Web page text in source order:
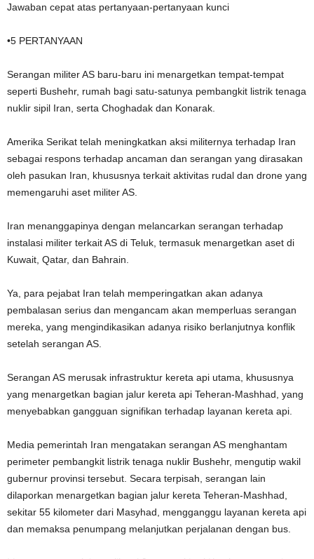
Jawaban cepat atas pertanyaan-pertanyaan kunci
•5 PERTANYAAN
Serangan militer AS baru-baru ini menargetkan tempat-tempat
seperti Bushehr, rumah bagi satu-satunya pembangkit listrik tenaga
nuklir sipil Iran, serta Choghadak dan Konarak.
Amerika Serikat telah meningkatkan aksi militernya terhadap Iran
sebagai respons terhadap ancaman dan serangan yang dirasakan
oleh pasukan Iran, khususnya terkait aktivitas rudal dan drone yang
memengaruhi aset militer AS.
Iran menanggapinya dengan melancarkan serangan terhadap
instalasi militer terkait AS di Teluk, termasuk menargetkan aset di
Kuwait, Qatar, dan Bahrain.
Ya, para pejabat Iran telah memperingatkan akan adanya
pembalasan serius dan mengancam akan memperluas serangan
mereka, yang mengindikasikan adanya risiko berlanjutnya konflik
setelah serangan AS.
Serangan AS merusak infrastruktur kereta api utama, khususnya
yang menargetkan bagian jalur kereta api Teheran-Mashhad, yang
menyebabkan gangguan signifikan terhadap layanan kereta api.
Media pemerintah Iran mengatakan serangan AS menghantam
perimeter pembangkit listrik tenaga nuklir Bushehr, mengutip wakil
gubernur provinsi tersebut. Secara terpisah, serangan lain
dilaporkan menargetkan bagian jalur kereta Teheran-Mashhad,
sekitar 55 kilometer dari Masyhad, mengganggu layanan kereta api
dan memaksa penumpang melanjutkan perjalanan dengan bus.